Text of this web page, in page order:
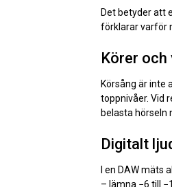
Det betyder att
förklarar varför
Körer
Körsång är inte
toppnivåer. Vid
belasta hörseln
Digitalt
I en DAW mäts
– lämna −6 till